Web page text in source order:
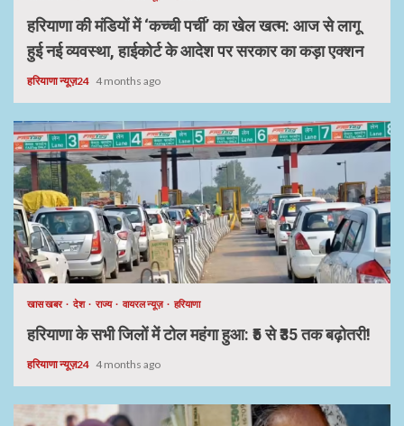
हरियाणा की मंडियों में ‘कच्ची पर्ची’ का खेल खत्म: आज से लागू
हुई नई व्यवस्था, हाईकोर्ट के आदेश पर सरकार का कड़ा एक्शन
हरियाणा न्यूज़24 4 months ago
खास खबर देश राज्य वायरल न्यूज़ हरियाणा
हरियाणा के सभी जिलों में टोल महंगा हुआ: ₹5 से ₹35 तक बढ़ोतरी!
हरियाणा न्यूज़24 4 months ago